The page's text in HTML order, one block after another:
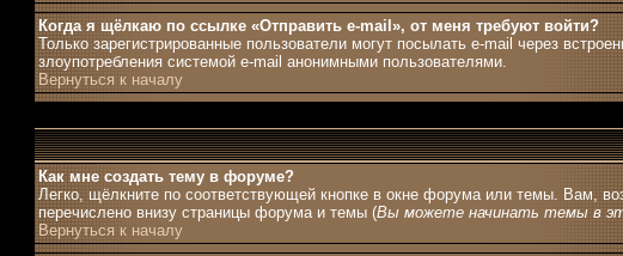
Когда я щёлкаю по ссылке «Отправить e-mail», от меня требуют войти?
Только зарегистрированные пользователи могут посылать e-mail через
злоупотребления системой e-mail анонимными пользователями.
Вернуться к началу
Как мне создать тему в форуме?
Легко, щёлкните по соответствующей кнопке в окне форума или темы. Вам,
перечислено внизу страницы форума и темы (Вы можете начинать темы в
Вернуться к началу